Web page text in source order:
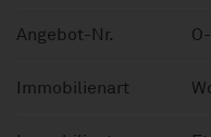
Angebot-Nr.
Immobilienart